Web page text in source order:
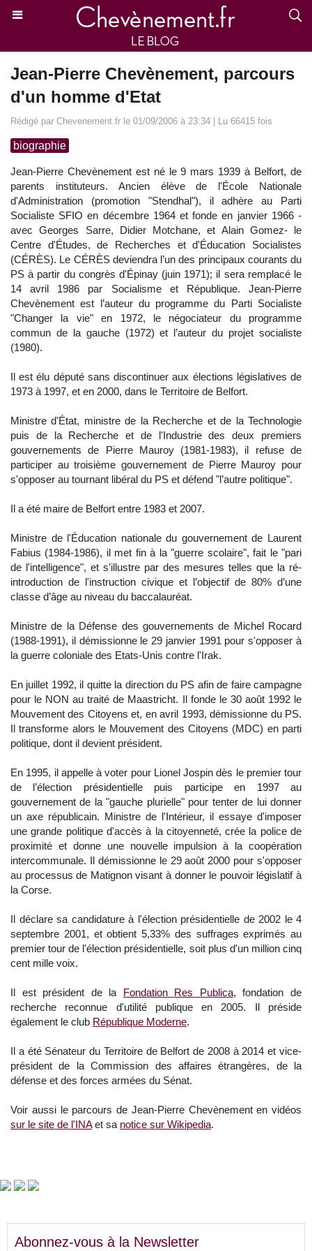
Jean-Pierre Chevènement, parcours
d'un homme d'Etat
Rédigé par Chevenement.fr le 01/09/2006 à 23:34 | Lu 66415 fois
biographie
Jean-Pierre Chevènement est né le 9 mars 1939 à Belfort, de
parents instituteurs. Ancien élève de l'École Nationale
d'Administration (promotion "Stendhal"), il adhère au Parti
Socialiste SFIO en décembre 1964 et fonde en janvier 1966 -
avec Georges Sarre, Didier Motchane, et Alain Gomez- le
Centre d'Études, de Recherches et d'Éducation Socialistes
(CÉRÈS). Le CÉRÈS deviendra l’un des principaux courants du
PS à partir du congrès d'Épinay (juin 1971); il sera remplacé le
14 avril 1986 par Socialisme et République. Jean-Pierre
Chevènement est l’auteur du programme du Parti Socialiste
"Changer la vie" en 1972, le négociateur du programme
commun de la gauche (1972) et l’auteur du projet socialiste
(1980).
Il est élu député sans discontinuer aux élections législatives de
1973 à 1997, et en 2000, dans le Territoire de Belfort.
Ministre d'État, ministre de la Recherche et de la Technologie
puis de la Recherche et de l'Industrie des deux premiers
gouvernements de Pierre Mauroy (1981-1983), il refuse de
participer au troisième gouvernement de Pierre Mauroy pour
s'opposer au tournant libéral du PS et défend "l’autre politique".
Il a été maire de Belfort entre 1983 et 2007.
Ministre de l'Éducation nationale du gouvernement de Laurent
Fabius (1984-1986), il met fin à la "guerre scolaire", fait le "pari
de l'intelligence", et s'illustre par des mesures telles que la ré-
introduction de l'instruction civique et l’objectif de 80% d’une
classe d’âge au niveau du baccalauréat.
Ministre de la Défense des gouvernements de Michel Rocard
(1988-1991), il démissionne le 29 janvier 1991 pour s'opposer à
la guerre coloniale des Etats-Unis contre l'Irak.
En juillet 1992, il quitte la direction du PS afin de faire campagne
pour le NON au traité de Maastricht. Il fonde le 30 août 1992 le
Mouvement des Citoyens et, en avril 1993, démissionne du PS.
Il transforme alors le Mouvement des Citoyens (MDC) en parti
politique, dont il devient président.
En 1995, il appelle à voter pour Lionel Jospin dès le premier tour
de l’élection présidentielle puis participe en 1997 au
gouvernement de la "gauche plurielle" pour tenter de lui donner
un axe républicain. Ministre de l'Intérieur, il essaye d'imposer
une grande politique d'accès à la citoyenneté, crée la police de
proximité et donne une nouvelle impulsion à la coopération
intercommunale. Il démissionne le 29 août 2000 pour s'opposer
au processus de Matignon visant à donner le pouvoir législatif à
la Corse.
Il déclare sa candidature à l'élection présidentielle de 2002 le 4
septembre 2001, et obtient 5,33% des suffrages exprimés au
premier tour de l'élection présidentielle, soit plus d'un million cinq
cent mille voix.
Il est président de la Fondation Res Publica, fondation de
recherche reconnue d'utilité publique en 2005. Il préside
également le club République Moderne.
Il a été Sénateur du Territoire de Belfort de 2008 à 2014 et vice-
président de la Commission des affaires étrangères, de la
défense et des forces armées du Sénat.
Voir aussi le parcours de Jean-Pierre Chevènement en vidéos
sur le site de l'INAet sa notice sur Wikipedia.
Abonnez-vous à la Newsletter